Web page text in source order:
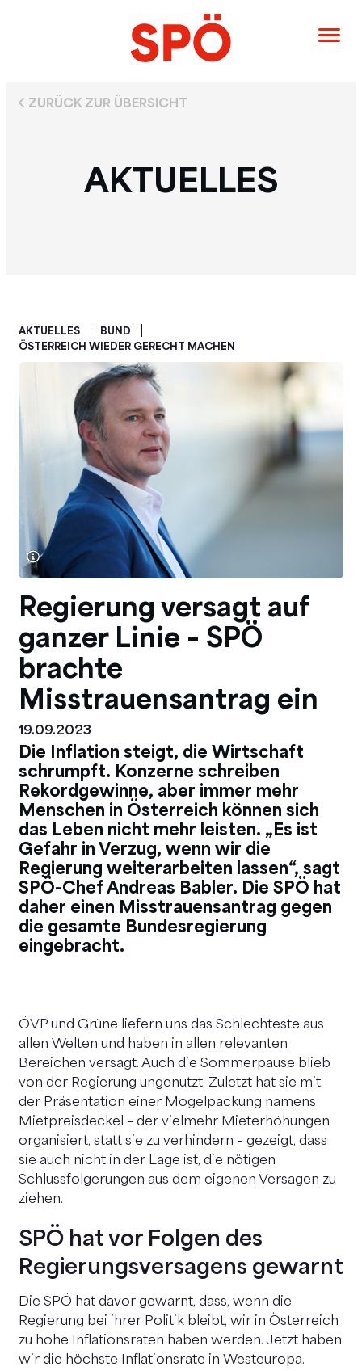
ZURÜCK ZUR ÜBERSICHT
AKTUELLES
AKTUELLES
BUND
ÖSTERREICH WIEDER GERECHT MACHEN
Regierung versagt auf
ganzer Linie – SPÖ
brachte
Misstrauensantrag ein
19.09.2023
Die Inflation steigt, die Wirtschaft
schrumpft. Konzerne schreiben
Rekordgewinne, aber immer mehr
Menschen in Österreich können sich
das Leben nicht mehr leisten. „Es ist
Gefahr in Verzug, wenn wir die
Regierung weiterarbeiten lassen“, sagt
SPÖ-Chef Andreas Babler. Die SPÖ hat
daher einen Misstrauensantrag gegen
die gesamte Bundesregierung
eingebracht.
ÖVP und Grüne liefern uns das Schlechteste aus
allen Welten und haben in allen relevanten
Bereichen versagt. Auch die Sommerpause blieb
von der Regierung ungenutzt. Zuletzt hat sie mit
der Präsentation einer Mogelpackung namens
Mietpreisdeckel – der vielmehr Mieterhöhungen
organisiert, statt sie zu verhindern – gezeigt, dass
sie auch nicht in der Lage ist, die nötigen
Schlussfolgerungen aus dem eigenen Versagen zu
ziehen.
SPÖ hat vor Folgen des
Regierungsversagens gewarnt
Die SPÖ hat davor gewarnt, dass, wenn die
Regierung bei ihrer Politik bleibt, wir in Österreich
zu hohe Inflationsraten haben werden. Jetzt haben
wir die höchste Inflationsrate in Westeuropa.